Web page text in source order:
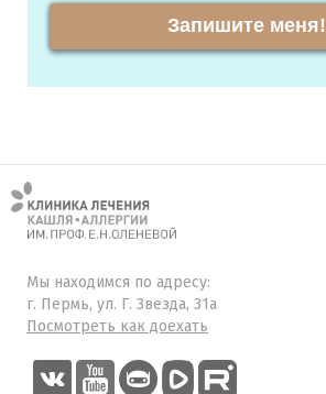
Запишите меня!
Мы находимся по адресу:
г. Пермь, ул. Г. Звезда, 31а
Посмотреть как доехать